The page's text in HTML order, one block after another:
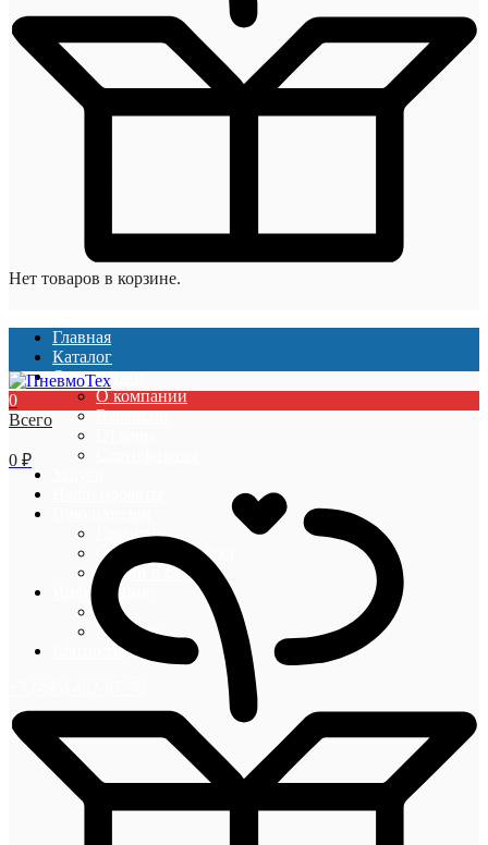
Нет товаров в корзине.
Главная
Каталог
О компании
О компании
Вакансии
Гарантии
Оплата и доставка
Акции и скидки
Информация
Блог
Новости
Контакты
0
Всего
0 ₽